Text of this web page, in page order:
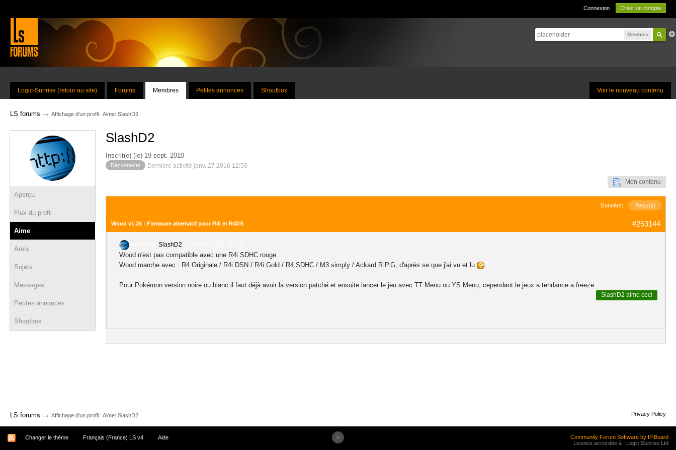
Connexion Créer un compte
Membres
Voir le nouveau contenu
Logic-Sunrise (retour au site) Forums Membres Petites annonces Shoutbox
LS forums → Affichage d'un profil : Aime: SlashD2
Aperçu
Flux du profil
Aime
Amis
Sujets
Messages
Petites annonces
Shoutbox
SlashD2
Inscrit(e) (le) 19 sept. 2010
Déconnecté Dernière activité janv. 27 2016 12:50
Mon contenu
Donné(s) Reçu(s)
#253144
Wood v1.26 : Firmware alternatif pour R4i et R4DS
SlashD2
Wood n'est pas compatible avec une R4i SDHC rouge.
Wood marche avec : R4 Originale / R4i DSN / R4i Gold / R4 SDHC / M3 simply / Ackard R.P.G, d'après se que j'ai vu et lu
.
Pour Pokémon version noire ou blanc il faut déjà avoir la version patché et ensuite lancer le jeu avec TT Menu ou YS Menu, cependant le jeux a tendance a freeze.
SlashD2 aime ceci
LS forums → Affichage d'un profil : Aime: SlashD2 Privacy Policy
Changer le thème Français (France) LS v4 Aide
Community Forum Software by IP.Board
Licence accordée à : Logic Sunrise Ltd